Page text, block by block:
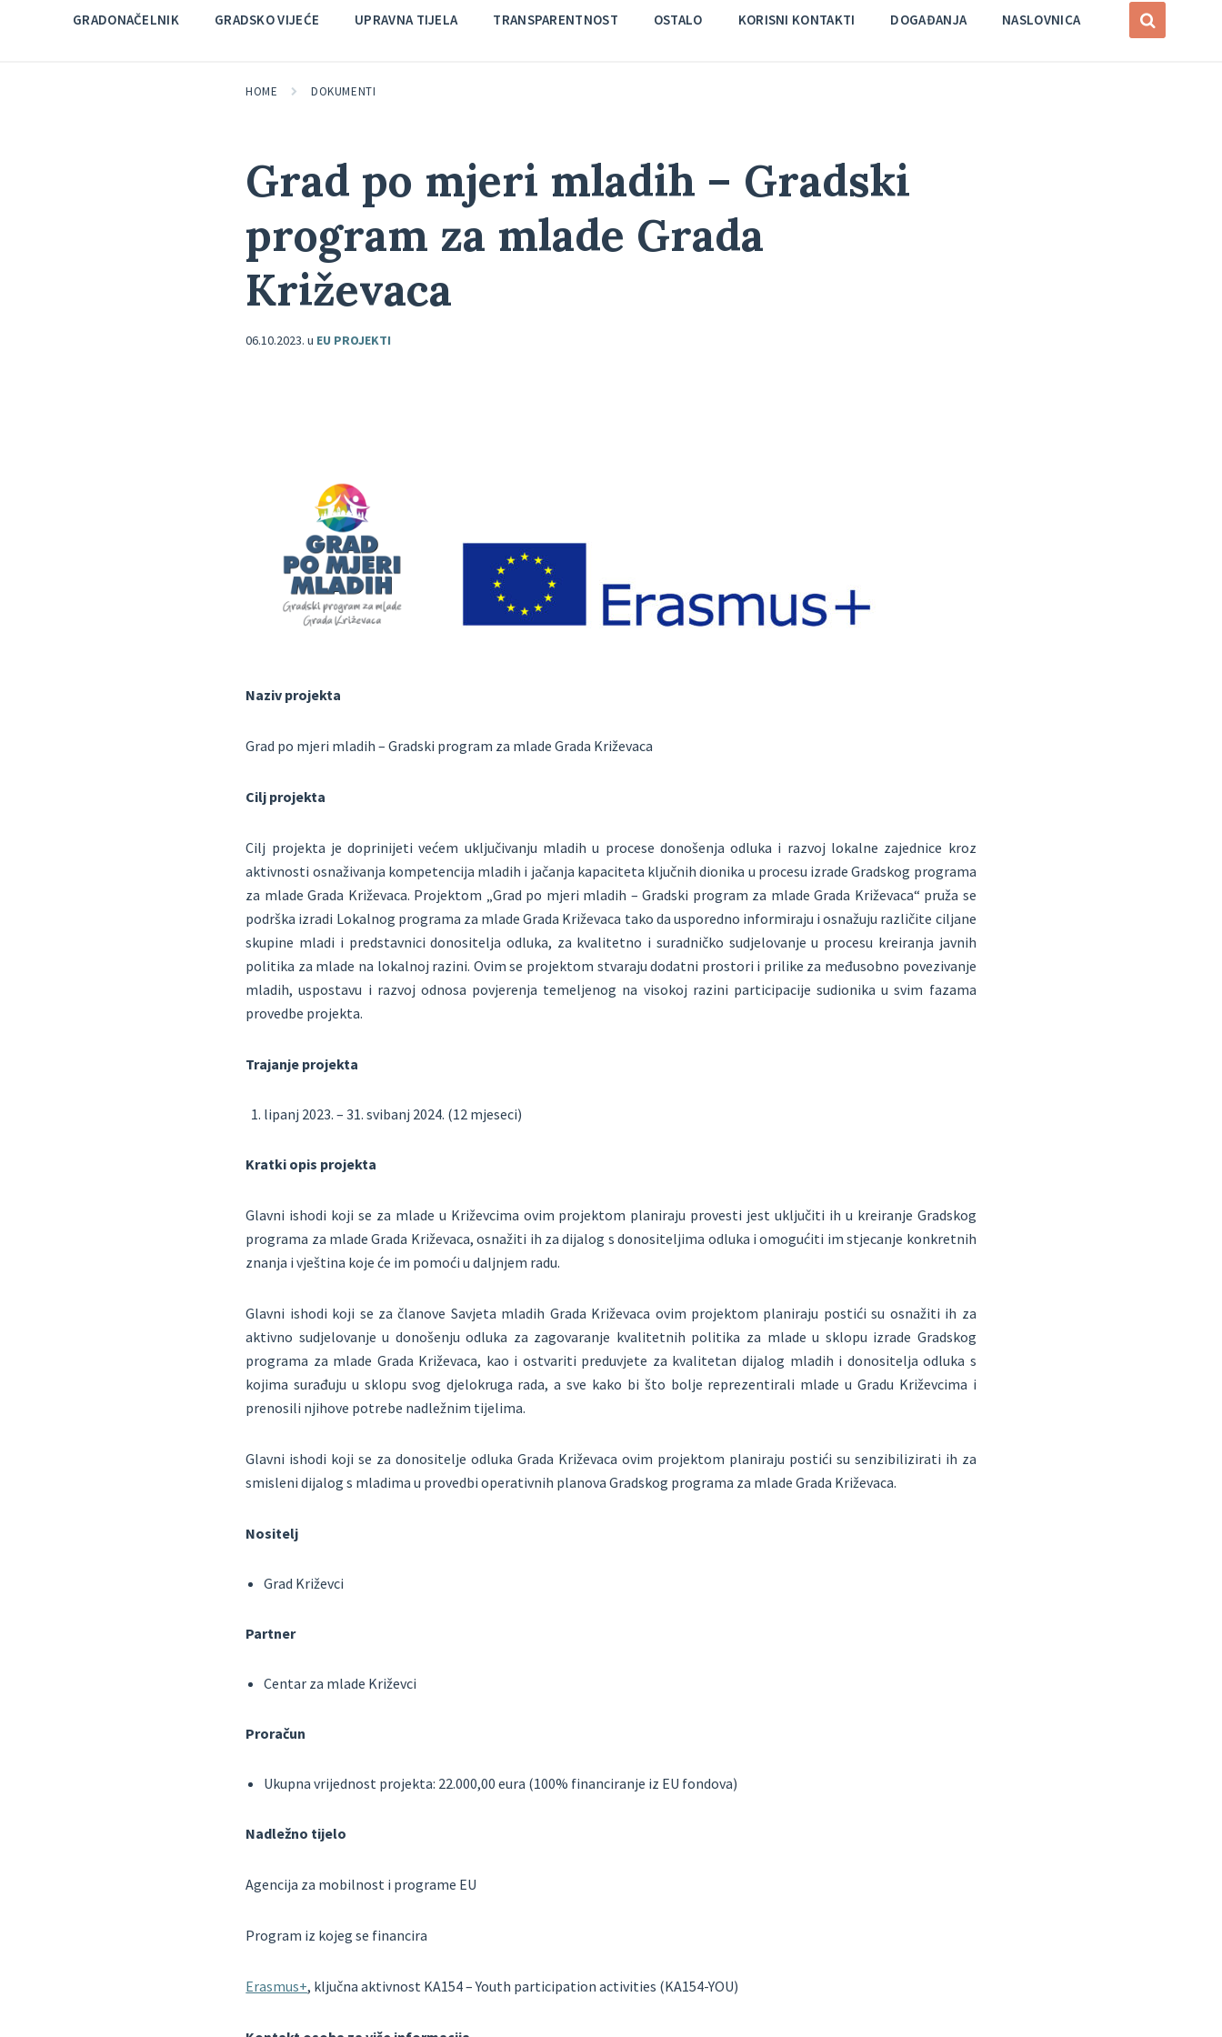
GRADONAČELNIK GRADSKO VIJEĆE UPRAVNA TIJELA TRANSPARENTNOST OSTALO KORISNI KONTAKTI DOGAĐANJA NASLOVNICA
HOME DOKUMENTI
Grad po mjeri mladih – Gradski
program za mlade Grada
Križevaca
06.10.2023.u EU PROJEKTI
Naziv projekta
Grad po mjeri mladih – Gradski program za mlade Grada Križevaca
Cilj projekta
Cilj projekta je doprinijeti većem uključivanju mladih u procese donošenja odluka i razvoj lokalne zajednice kroz
aktivnosti osnaživanja kompetencija mladih i jačanja kapaciteta ključnih dionika u procesu izrade Gradskog programa
za mlade Grada Križevaca. Projektom „Grad po mjeri mladih – Gradski program za mlade Grada Križevaca“ pruža se
podrška izradi Lokalnog programa za mlade Grada Križevaca tako da usporedno informiraju i osnažuju različite ciljane
skupine mladi i predstavnici donositelja odluka, za kvalitetno i suradničko sudjelovanje u procesu kreiranja javnih
politika za mlade na lokalnoj razini. Ovim se projektom stvaraju dodatni prostori i prilike za međusobno povezivanje
mladih, uspostavu i razvoj odnosa povjerenja temeljenog na visokoj razini participacije sudionika u svim fazama
provedbe projekta.
Trajanje projekta
lipanj 2023. – 31. svibanj 2024. (12 mjeseci)
Kratki opis projekta
Glavni ishodi koji se za mlade u Križevcima ovim projektom planiraju provesti jest uključiti ih u kreiranje Gradskog
programa za mlade Grada Križevaca, osnažiti ih za dijalog s donositeljima odluka i omogućiti im stjecanje konkretnih
znanja i vještina koje će im pomoći u daljnjem radu.
Glavni ishodi koji se za članove Savjeta mladih Grada Križevaca ovim projektom planiraju postići su osnažiti ih za
aktivno sudjelovanje u donošenju odluka za zagovaranje kvalitetnih politika za mlade u sklopu izrade Gradskog
programa za mlade Grada Križevaca, kao i ostvariti preduvjete za kvalitetan dijalog mladih i donositelja odluka s
kojima surađuju u sklopu svog djelokruga rada, a sve kako bi što bolje reprezentirali mlade u Gradu Križevcima i
prenosili njihove potrebe nadležnim tijelima.
Glavni ishodi koji se za donositelje odluka Grada Križevaca ovim projektom planiraju postići su senzibilizirati ih za
smisleni dijalog s mladima u provedbi operativnih planova Gradskog programa za mlade Grada Križevaca.
Nositelj
Grad Križevci
Partner
Centar za mlade Križevci
Proračun
Ukupna vrijednost projekta: 22.000,00 eura (100% financiranje iz EU fondova)
Nadležno tijelo
Agencija za mobilnost i programe EU
Program iz kojeg se financira
Erasmus+, ključna aktivnost KA154 – Youth participation activities (KA154-YOU)